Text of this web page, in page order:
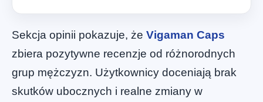
Sekcja opinii pokazuje, że Vigaman Caps
zbiera pozytywne recenzje od różnorodnych
grup mężczyzn. Użytkownicy doceniają brak
skutków ubocznych i realne zmiany w